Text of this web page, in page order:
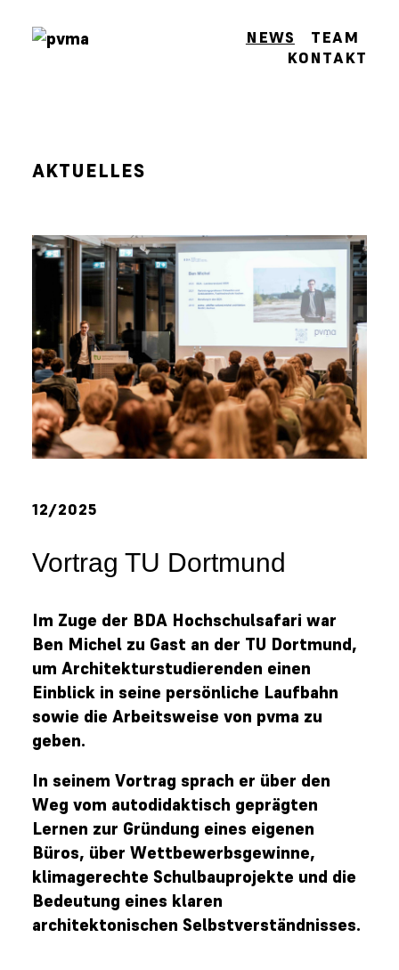
Skip
NEWS
TEAM
KONTAKT
AKTUELLES
12/2025
Vortrag TU Dortmund
Im Zuge der BDA Hochschulsafari war
Ben Michel zu Gast an der TU Dortmund,
um Architekturstudierenden einen
Einblick in seine persönliche Laufbahn
sowie die Arbeitsweise von pvma zu
geben.
In seinem Vortrag sprach er über den
Weg vom autodidaktisch geprägten
Lernen zur Gründung eines eigenen
Büros, über Wettbewerbsgewinne,
klimagerechte Schulbauprojekte und die
Bedeutung eines klaren
architektonischen Selbstverständnisses.